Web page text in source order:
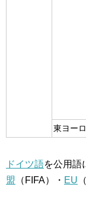
東ヨー
ドイツ語を公用語
盟
（FIFA）・ EU